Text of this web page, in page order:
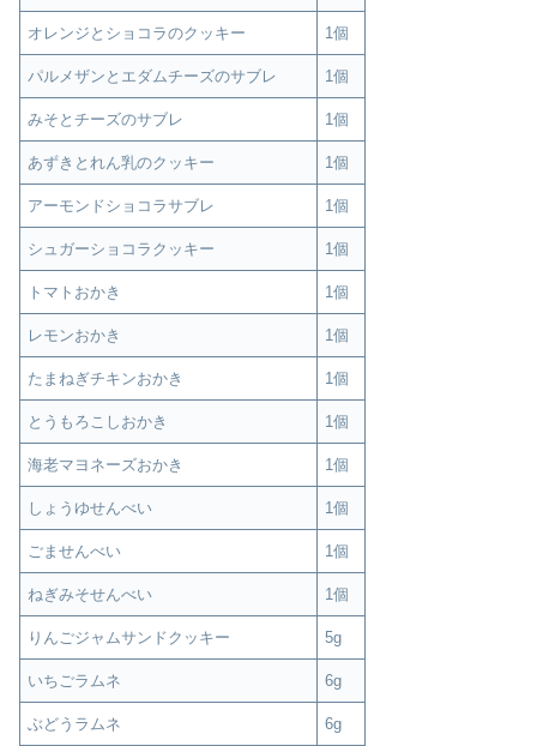
オレンジとショコラのクッキー 1個
パルメザンとエダムチーズのサブレ 1個
みそとチーズのサブレ 1個
あずきとれん乳のクッキー 1個
アーモンドショコラサブレ 1個
シュガーショコラクッキー 1個
トマトおかき 1個
レモンおかき 1個
たまねぎチキンおかき 1個
とうもろこしおかき 1個
海老マヨネーズおかき 1個
しょうゆせんべい 1個
ごませんべい 1個
ねぎみそせんべい 1個
りんごジャムサンドクッキー 5g
いちごラムネ 6g
ぶどうラムネ 6g